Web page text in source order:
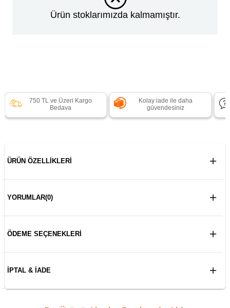
Ürün stoklarımızda kalmamıştır.
750 TL ve Üzeri Kargo
Bedava
Kolay iade ile daha
güvendesiniz
ÜRÜN ÖZELLIKLERI
YORUMLAR(0)
ÖDEME SEÇENEKLERI
İPTAL & İADE